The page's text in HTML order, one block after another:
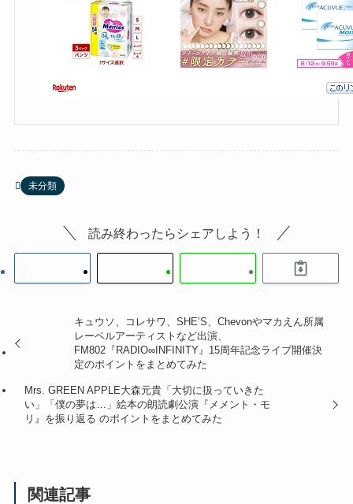
未分類
読み終わったらシェアしよう！
キュウソ、コレサワ、SHE’S、Chevonやマカえん所属
レーベルアーティストなど出演、
FM802『RADIO∞INFINITY』15周年記念ライブ開催決
定のポイントをまとめてみた
Mrs. GREEN APPLE大森元貴「大切に扱っていきた
い」「僕の夢は…」絵本の朗読劇公演『メメント・モ
リ』を振り返る のポイントをまとめてみた
関連記事